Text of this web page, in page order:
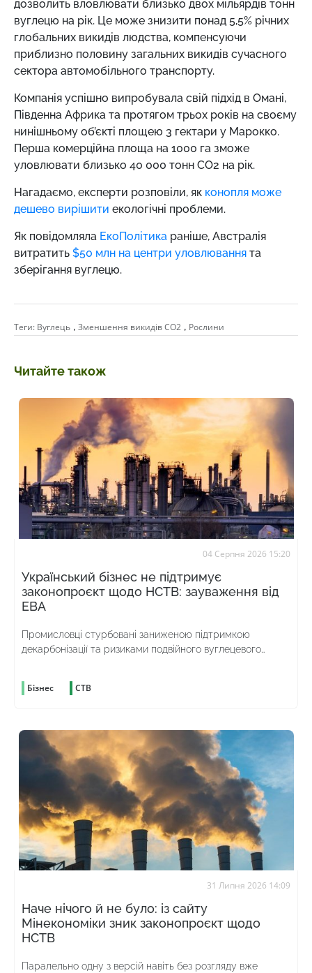
дозволить вловлювати близько двох мільярдів тонн
вуглецю на рік. Це може знизити понад 5,5% річних
глобальних викидів людства, компенсуючи
приблизно половину загальних викидів сучасного
сектора автомобільного транспорту.
Компанія успішно випробувала свій підхід в Омані,
Південна Африка та протягом трьох років на своєму
нинішньому об’єкті площею 3 гектари у Марокко.
Перша комерційна площа на 1000 га зможе
уловлювати близько 40 000 тонн CO2 на рік.
Нагадаємо, експерти розповіли, як конопля може
дешево вирішити екологічні проблеми.
Як повідомляла ЕкоПолітика раніше, Австралія
витратить $50 млн на центри уловлювання та
зберігання вуглецю.
Теги: Вуглець , Зменшення викидів СО2 , Рослини
Читайте також
04 Серпня 2026 15:20
Український бізнес не підтримує
законопроєкт щодо НСТВ: зауваження від
ЕВА
Промисловці стурбовані заниженою підтримкою
декарбонізації та ризиками подвійного вуглецевого
Бізнес СТВ
31 Липня 2026 14:09
Наче нічого й не було: із сайту
Мінекономіки зник законопроєкт щодо
НСТВ
Паралельно одну з версій навіть без розгляду вже